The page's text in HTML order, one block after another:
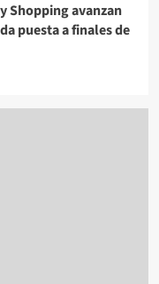
Shopping avanzan
puesta a finales de